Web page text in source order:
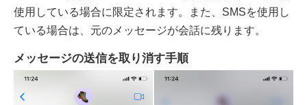
使用している場合に限定されます。また、SMSを使用し
ている場合は、元のメッセージが会話に残ります。
メッセージの送信を取り消す手順